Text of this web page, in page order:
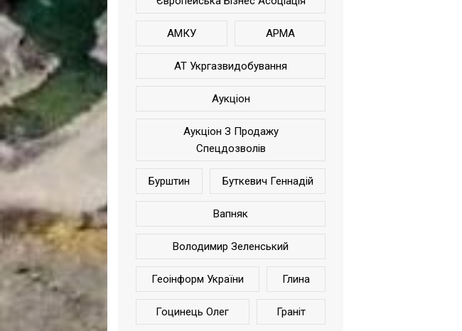
АМКУ АРМА
АТ Укргазвидобування
Аукціон
Аукціон З Продажу
Спецдозволів
Бурштин Буткевич Геннадій
Вапняк
Володимир Зеленський
Геоінформ України Глина
Гоцинець Олег Граніт